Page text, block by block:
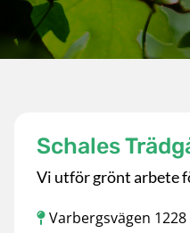
Schales
Vi utför grönt arbete
 Varbergsvägen 1228